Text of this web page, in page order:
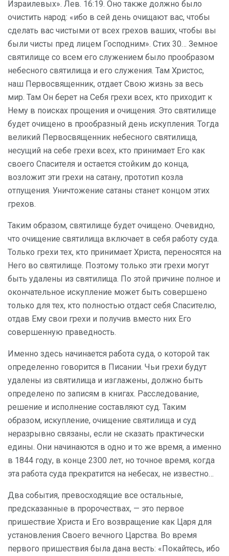
Израилевых». Лев. 16:19. Оно также должно было
очистить народ: «ибо в сей день очищают вас, чтобы
сделать вас чистыми от всех грехов ваших, чтобы вы
были чисты пред лицем Господним». Стих 30… Земное
святилище со всем его служением было прообразом
небесного святилища и его служения. Там Христос,
наш Первосвященник, отдает Свою жизнь за весь
мир. Там Он берет на Себя грехи всех, кто приходит к
Нему в поисках прощения и очищения. Это святилище
будет очищено в прообразный день искупления. Тогда
великий Первосвященник небесного святилища,
несущий на себе грехи всех, кто принимает Его как
своего Спасителя и остается стойким до конца,
возложит эти грехи на сатану, прототип козла
отпущения. Уничтожение сатаны станет концом этих
грехов.
Таким образом, святилище будет очищено. Очевидно,
что очищение святилища включает в себя работу суда.
Только грехи тех, кто принимает Христа, переносятся на
Него во святилище. Поэтому только эти грехи могут
быть удалены из святилища. По этой причине полное и
окончательное искупление может быть совершено
только для тех, кто полностью отдаст себя Спасителю,
отдав Ему свои грехи и получив вместо них Его
совершенную праведность.
Именно здесь начинается работа суда, о которой так
определенно говорится в Писании. Чьи грехи будут
удалены из святилища и изглажены, должно быть
определено по записям в книгах. Расследование,
решение и исполнение составляют суд. Таким
образом, искупление, очищение святилища и суд
неразрывно связаны, если не сказать практически
едины. Они начинаются в одно и то же время, а именно
в 1844 году, в конце 2300 лет, но точное время, когда
эта работа суда прекратится на небесах, не известно…
Два события, превосходящие все остальные,
предсказанные в пророчествах, — это первое
пришествие Христа и Его возвращение как Царя для
установления Своего вечного Царства. Во время
первого пришествия была дана весть: «Покайтесь, ибо